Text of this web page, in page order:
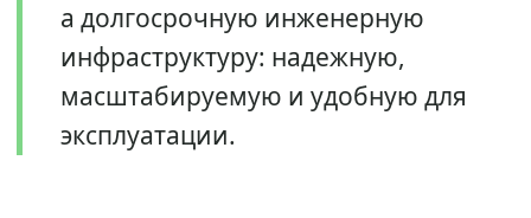
а долгосрочную инженерную
инфраструктуру: надежную,
масштабируемую и удобную для
эксплуатации.